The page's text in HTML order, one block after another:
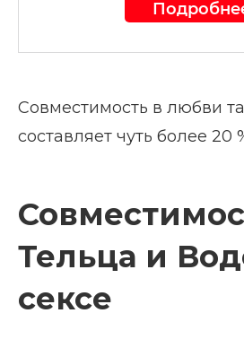
Совместимость в любви
составляет чуть более 20
Тельца и
сексе